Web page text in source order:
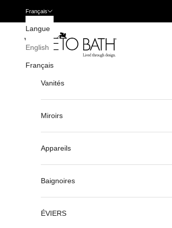
Français
Langue
English
Français
Passer au contenu
Veneto Bath
Vanités
Miroirs
Appareils
Baignoires
ÉVIERS